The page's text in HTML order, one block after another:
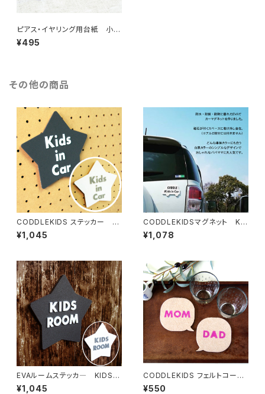
ピアス・イヤリング用台紙 小
キャメル 50枚
¥495
その他の商品
CODDLEKIDS ステッカー Ki
ds in Car
¥1,045
CODDLEKIDSマグネット Kid
s in car
¥1,078
EVAルームステッカ― KIDS R
OOM
¥1,045
CODDLEKIDS フェルトコース
ター MOM・DAD
¥550